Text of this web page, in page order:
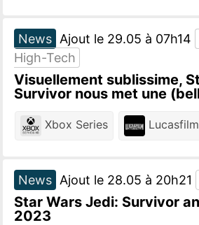
News Ajout le 29.05 à 07h14
High-Tech
Visuellement sublissime,
Survivor nous met une
Xbox Series
News Ajout le 28.05 à 20h21
Star Wars Jedi: Survivor
2023